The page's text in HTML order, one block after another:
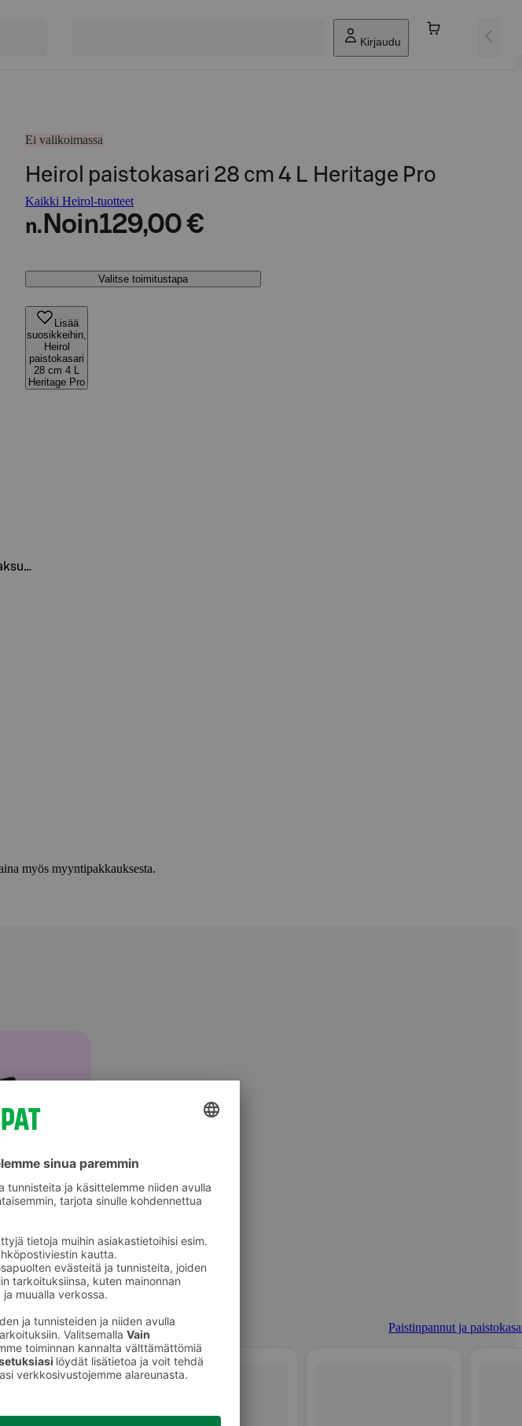
Kirjaudu
Ei valikoimassa
Heirol paistokasari 28 cm 4 L Heritage Pro
Kaikki Heirol-tuotteet
n. Noin129,00 €
Valitse toimitustapa
Lisää
suosikkeihin,
Heirol
paistokasari
28 cm 4 L
Heritage Pro
myös myyntipakkauksesta.
Paistinpannut ja